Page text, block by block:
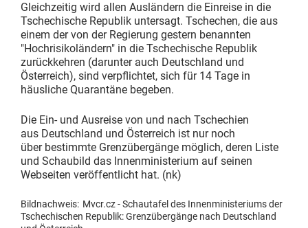
Gleichzeitig wird allen Ausländern die Einreise in die
Tschechische Republik untersagt. Tschechen, die aus
einem der von der Regierung gestern benannten
"Hochrisikoländern" in die Tschechische Republik
zurückkehren (darunter auch Deutschland und
Österreich), sind verpflichtet, sich für 14 Tage in
häusliche Quarantäne begeben.
Die Ein- und Ausreise von und nach Tschechien
aus Deutschland und Österreich ist nur noch
über bestimmte Grenzübergänge möglich, deren Liste
und Schaubild das Innenministerium auf seinen
Webseiten veröffentlicht hat. (nk)
Bildnachweis: Mvcr.cz - Schautafel des Innenministeriums der
Tschechischen Republik: Grenzübergänge nach Deutschland